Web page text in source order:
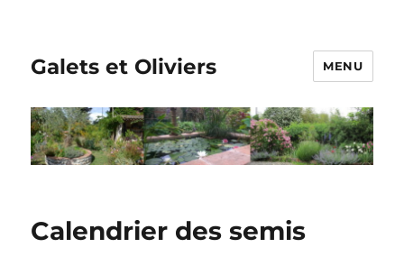
Galets et Oliviers MENU
Calendrier des semis